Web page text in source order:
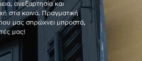
ανεξαρτησία και
στα κοινά. Πραγματική
μας σπρώχνει μπροστά,
μας!